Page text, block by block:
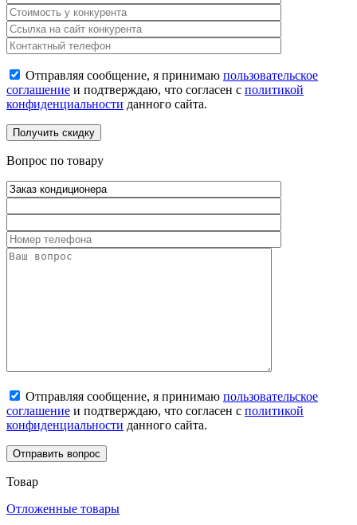
Отправляя сообщение, я принимаю пользовательское
соглашение и подтверждаю, что согласен с политикой
конфиденциальности данного сайта.
Вопрос по товару
Отправляя сообщение, я принимаю пользовательское
соглашение и подтверждаю, что согласен с политикой
конфиденциальности данного сайта.
Товар
Отложенные товары